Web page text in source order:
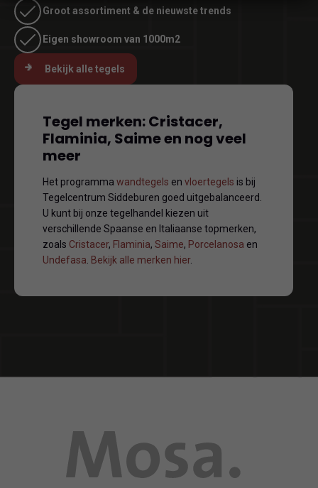
Groot assortiment & de nieuwste trends
Eigen showroom van 1000m2
Bekijk alle tegels
Tegel merken: Cristacer,
Flaminia, Saime en nog veel
meer
Het programma wandtegels en vloertegels is bij
Tegelcentrum Siddeburen goed uitgebalanceerd.
U kunt bij onze tegelhandel kiezen uit
verschillende Spaanse en Italiaanse topmerken,
zoals Cristacer, Flaminia, Saime, Porcelanosa en
Undefasa. Bekijk alle merken hier.